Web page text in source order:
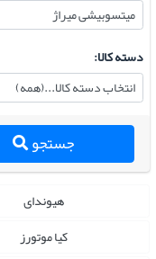
میتسوبیشی میراژ
دسته کالا:
انتخاب دسته کالا...(همه)
جستجو
هیوندای
کیا موتورز